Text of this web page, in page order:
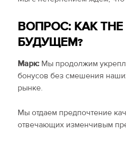
ВОПРОС: КАК
БУДУЩЕМ?
Марк: Мы продолжим
бонусов без смешения
рынке.
Мы отдаем предпочтение
отвечающих изменчивым